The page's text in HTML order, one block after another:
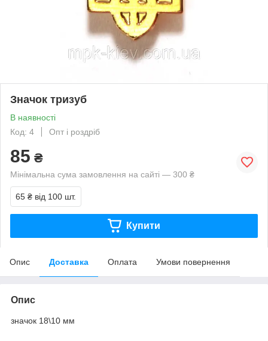
Значок тризуб
В наявності
Код: 4
Опт і роздріб
85 ₴
Мінімальна сума замовлення на сайті — 300 ₴
65 ₴ від 100 шт.
Купити
Опис Доставка Оплата Умови повернення
Опис
значок 18\10 мм